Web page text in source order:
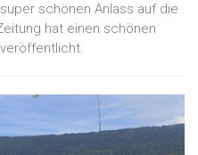
schönen Anlass auf die
hat einen schönen